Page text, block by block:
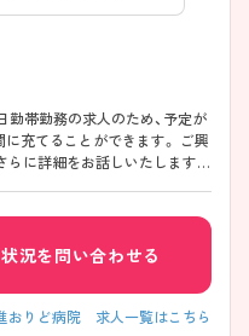
てることができます。 ご興
らに詳細をお話しいたしますの
況を問い合わせる
りど病院 求人一覧はこちら